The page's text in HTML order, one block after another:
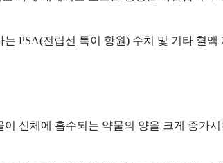
PSA(전립선 특이 항원) 수치 및 기타 혈
신체에 흡수되는 약물의 양을 크게 증가